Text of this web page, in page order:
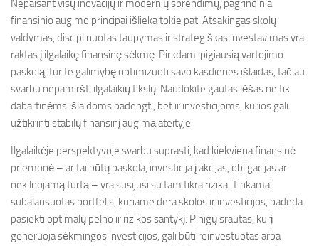
Nepaisant visų inovacijų ir modernių sprendimų, pagrindiniai
finansinio augimo principai išlieka tokie pat. Atsakingas skolų
valdymas, disciplinuotas taupymas ir strategiškas investavimas yra
raktas į ilgalaikę finansinę sėkmę. Pirkdami pigiausią vartojimo
paskolą, turite galimybę optimizuoti savo kasdienes išlaidas, tačiau
svarbu nepamiršti ilgalaikių tikslų. Naudokite gautas lėšas ne tik
dabartinėms išlaidoms padengti, bet ir investicijoms, kurios gali
užtikrinti stabilų finansinį augimą ateityje.
Ilgalaikėje perspektyvoje svarbu suprasti, kad kiekviena finansinė
priemonė – ar tai būtų paskola, investicija į akcijas, obligacijas ar
nekilnojamą turtą – yra susijusi su tam tikra rizika. Tinkamai
subalansuotas portfelis, kuriame dera skolos ir investicijos, padeda
pasiekti optimalų pelno ir rizikos santykį. Pinigų srautas, kurį
generuoja sėkmingos investicijos, gali būti reinvestuotas arba